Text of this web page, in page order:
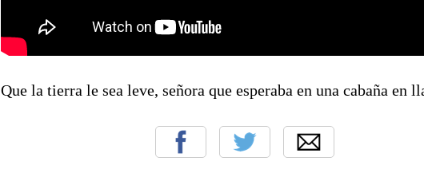
Que la tierra le sea leve, señora que esperaba en una cabaña en